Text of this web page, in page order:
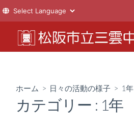
テ
ホーム > 日々の活動の様子 > 1年
カテゴリー : 1年